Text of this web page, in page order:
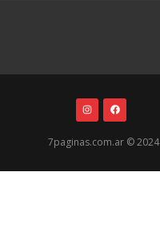
7paginas.com.ar © 2024